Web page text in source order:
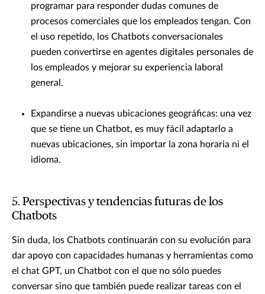
programar para responder dudas comunes de
procesos comerciales que los empleados tengan. Con
el uso repetido, los Chatbots conversacionales
pueden convertirse en agentes digitales personales de
los empleados y mejorar su experiencia laboral
general.
Expandirse a nuevas ubicaciones geográficas: una vez
que se tiene un Chatbot, es muy fácil adaptarlo a
nuevas ubicaciones, sin importar la zona horaria ni el
idioma.
5. Perspectivas y tendencias futuras de los
Chatbots
Sin duda, los Chatbots continuarán con su evolución para
dar apoyo con capacidades humanas y herramientas como
el chat GPT, un Chatbot con el que no sólo puedes
conversar sino que también puede realizar tareas con el